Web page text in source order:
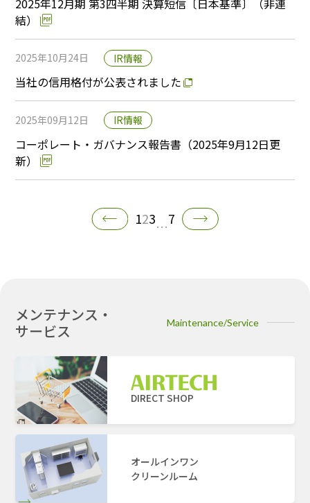
結）
2025年10月24日 IR情報
当社の信用格付が公表されました
2025年09月12日 IR情報
コーポレート・ガバナンス報告書（2025年9月12日更
新）
123…7
メンテナンス・
サービス
Maintenance/Service
DIRECT SHOP
オールインワン
クリーンルーム